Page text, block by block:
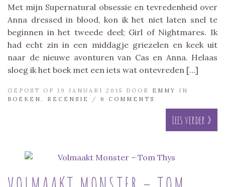
Met mijn Supernatural obsessie en tevredenheid over
Anna dressed in blood, kon ik het niet laten snel te
beginnen in het tweede deel; Girl of Nightmares. Ik
had echt zin in een middagje griezelen en keek uit
naar de nieuwe avonturen van Cas en Anna. Helaas
sloeg ik het boek met een iets wat ontevreden […]
GEPOST OP 19 JANUARI 2015 DOOR EMMY
IN
BOEKEN
RECENSIE / 6 COMMENTS
Lees verder »